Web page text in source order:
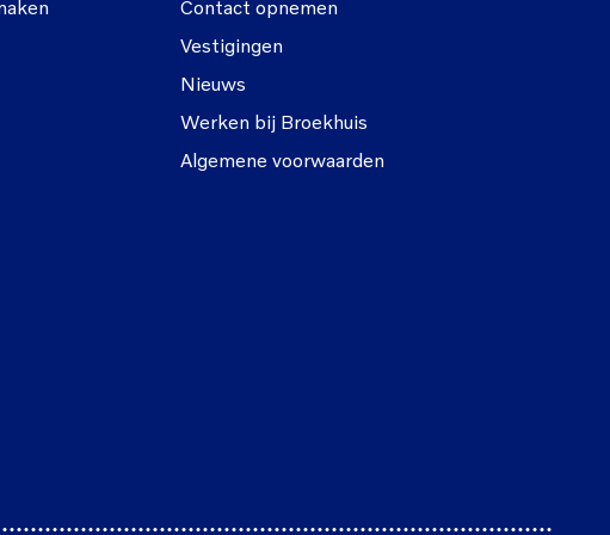
Contact opnemen
Vestigingen
Nieuws
Werken bij Broekhuis
Algemene voorwaarden